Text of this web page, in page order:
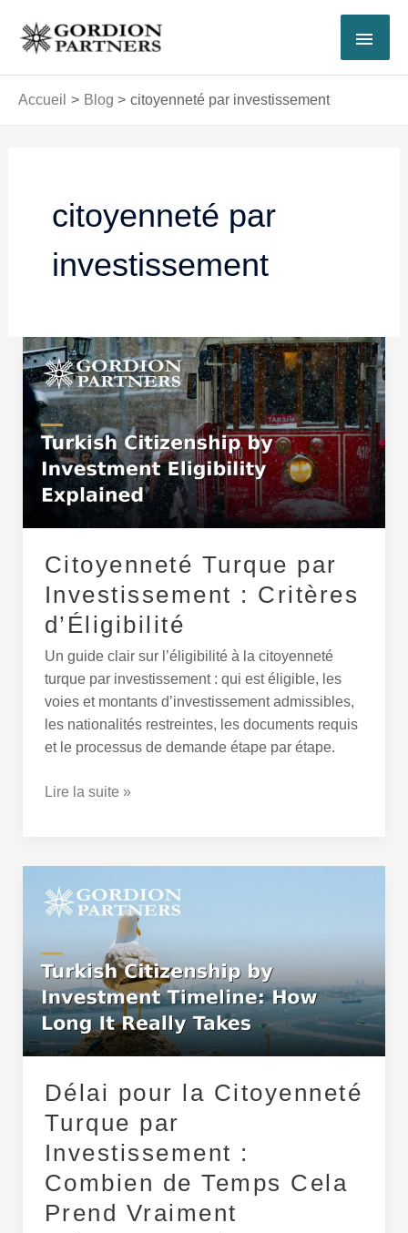
contenu
Accueil Blog citoyenneté par investissement
citoyenneté par
investissement
Citoyenneté Turque par
Investissement : Critères
d’Éligibilité
Un guide clair sur l’éligibilité à la citoyenneté
turque par investissement : qui est éligible, les
voies et montants d’investissement admissibles,
les nationalités restreintes, les documents requis
et le processus de demande étape par étape.
Citoyenneté
Turque
par
Investissement
:
Critères
d’Éligibilité
Lire la suite »
Délai pour la Citoyenneté
Turque par
Investissement :
Combien de Temps Cela
Prend Vraiment
pour
Citoyenneté
Turque
par
Investissement
:
Combien
de
Temps
Cela
Prend
Vraiment